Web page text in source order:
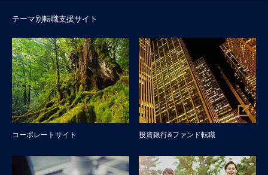
テーマ別転職支援サイト
コーポレートサイト 投資銀行&ファンド転職